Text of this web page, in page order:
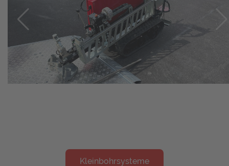
Kleinbohrsysteme